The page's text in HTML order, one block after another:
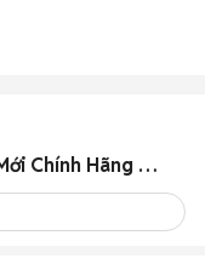
Mua Bán, Thanh Lý PC Ryzen Cũ & Mới Chính Hãng Giá Rẻ